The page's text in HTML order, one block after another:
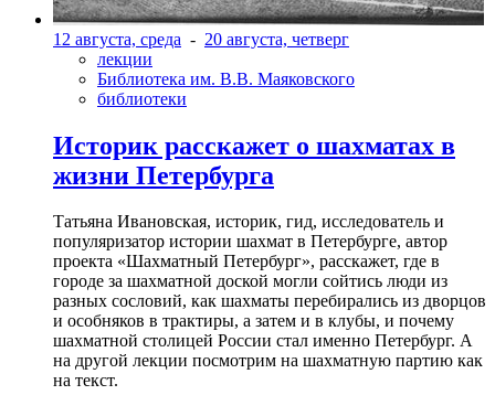
12 августа, среда - 20 августа, четверг
лекции
Библиотека им. В.В. Маяковского
библиотеки
Историк расскажет о шахматах в
жизни Петербурга
Татьяна Ивановская, историк, гид, исследователь и
популяризатор истории шахмат в Петербурге, автор
проекта «Шахматный Петербург», расскажет, где в
городе за шахматной доской могли сойтись люди из
разных сословий, как шахматы перебирались из дворцов
и особняков в трактиры, а затем и в клубы, и почему
шахматной столицей России стал именно Петербург. А
на другой лекции посмотрим на шахматную партию как
на текст.